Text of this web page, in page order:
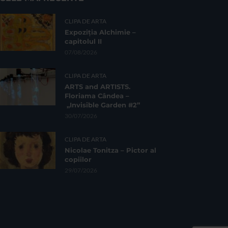
CLIPA DE ARTA
Expoziția Alchimie –
capitolul II
07/08/2026
CLIPA DE ARTA
ARTS and ARTISTS.
Floriama Cândea –
„Invisible Garden #2”
30/07/2026
CLIPA DE ARTA
Nicolae Tonitza – Pictor al
copiilor
29/07/2026